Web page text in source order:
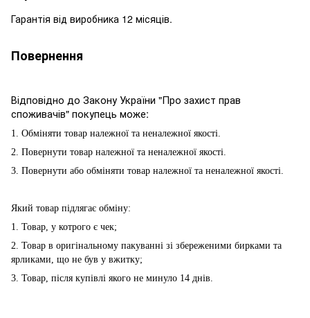
Гарантія від виробника 12 місяців.
Повернення
Відповідно до Закону України "Про захист прав
споживачів" покупець може:
1. Обміняти товар належної та неналежної якості.
2. Повернути товар належної та неналежної якості.
3. Повернути або обміняти товар належної та неналежної якості.
Який товар підлягає обміну:
1. Товар, у котрого є чек;
2. Товар в оригінальному пакуванні зі збереженими бирками та
ярликами, що не був у вжитку;
3. Товар, після купівлі якого не минуло 14 днів.